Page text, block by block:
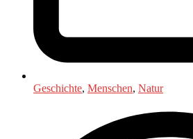
Geschichte, Menschen, Natur